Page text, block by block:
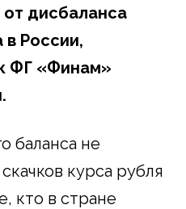
от дисбаланса
в России,
ФГ «Финам»
баланса не
курса рубля
кто в стране